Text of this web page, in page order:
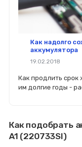
Как надолго
аккумулятора
19.02.2018
Как продлить срок
им долгие годы -
Как подобрать
A1 (220733SI)